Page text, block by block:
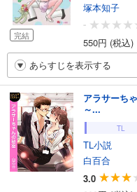
完結
塚本知子
-
550円 (税込)
あらすじを表示する
アラサーち
～...
TL
TL小説
白百合
3.0